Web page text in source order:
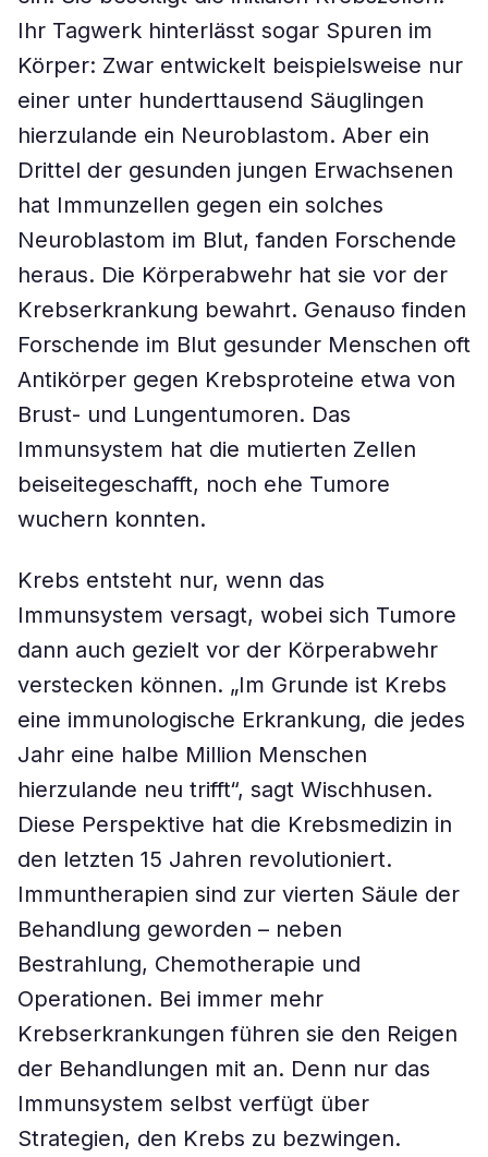
Ihr Tagwerk hinterlässt sogar Spuren im
Körper: Zwar entwickelt beispielsweise nur
einer unter hunderttausend Säuglingen
hierzulande ein Neuroblastom. Aber ein
Drittel der gesunden jungen Erwachsenen
hat Immunzellen gegen ein solches
Neuroblastom im Blut, fanden Forschende
heraus. Die Körperabwehr hat sie vor der
Krebserkrankung bewahrt. Genauso finden
Forschende im Blut gesunder Menschen oft
Antikörper gegen Krebsproteine etwa von
Brust- und Lungentumoren. Das
Immunsystem hat die mutierten Zellen
beiseitegeschafft, noch ehe Tumore
wuchern konnten.
Krebs entsteht nur, wenn das
Immunsystem versagt, wobei sich Tumore
dann auch gezielt vor der Körperabwehr
verstecken können. „Im Grunde ist Krebs
eine immunologische Erkrankung, die jedes
Jahr eine halbe Million Menschen
hierzulande neu trifft“, sagt Wischhusen.
Diese Perspektive hat die Krebsmedizin in
den letzten 15 Jahren revolutioniert.
Immuntherapien sind zur vierten Säule der
Behandlung geworden – neben
Bestrahlung, Chemotherapie und
Operationen. Bei immer mehr
Krebserkrankungen führen sie den Reigen
der Behandlungen mit an. Denn nur das
Immunsystem selbst verfügt über
Strategien, den Krebs zu bezwingen.